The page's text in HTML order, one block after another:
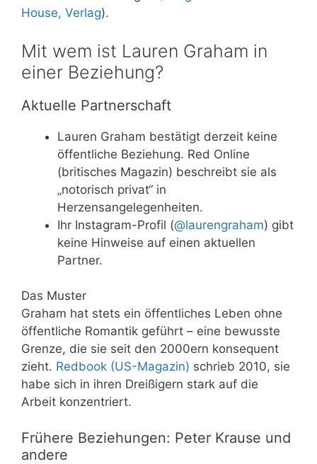
House, Verlag).
Mit wem ist Lauren Graham in
einer Beziehung?
Aktuelle Partnerschaft
Lauren Graham bestätigt derzeit keine
öffentliche Beziehung. Red Online
(britisches Magazin) beschreibt sie als
„notorisch privat“ in
Herzensangelegenheiten.
Ihr Instagram-Profil (@laurengraham) gibt
keine Hinweise auf einen aktuellen
Partner.
Das Muster
Graham hat stets ein öffentliches Leben ohne
öffentliche Romantik geführt – eine bewusste
Grenze, die sie seit den 2000ern konsequent
zieht. Redbook (US-Magazin) schrieb 2010, sie
habe sich in ihren Dreißigern stark auf die
Arbeit konzentriert.
Frühere Beziehungen: Peter Krause und
andere